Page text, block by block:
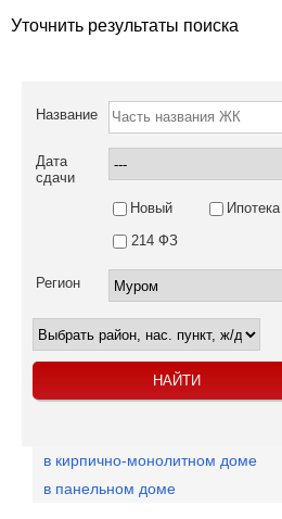
Уточнить результаты поиска
Название
Дата
сдачи
Новый
Ипотека
214 ФЗ
Регион
в кирпично-монолитном доме
в панельном доме